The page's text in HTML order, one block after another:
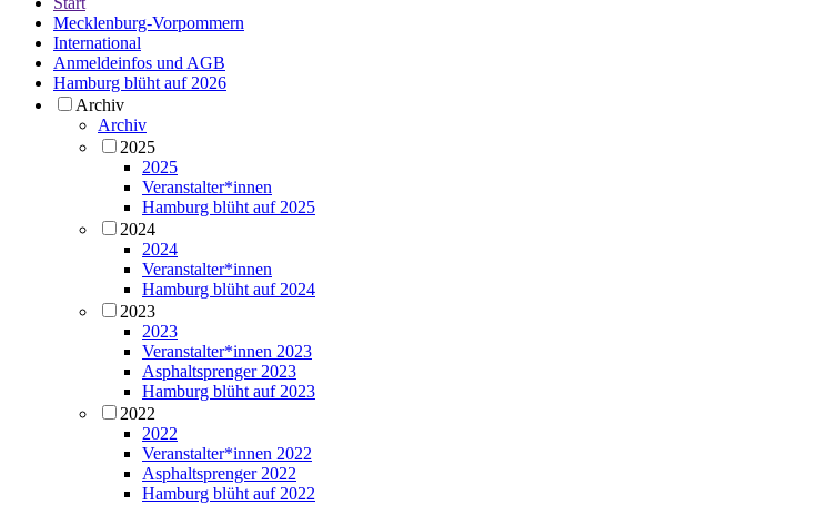
Mecklenburg-Vorpommern
International
Anmeldeinfos und AGB
Hamburg blüht auf 2026
Archiv
Archiv
2025
2025
Veranstalter*innen
Hamburg blüht auf 2025
2024
2024
Veranstalter*innen
Hamburg blüht auf 2024
2023
2023
Veranstalter*innen 2023
Asphaltsprenger 2023
Hamburg blüht auf 2023
2022
2022
Veranstalter*innen 2022
Asphaltsprenger 2022
Hamburg blüht auf 2022